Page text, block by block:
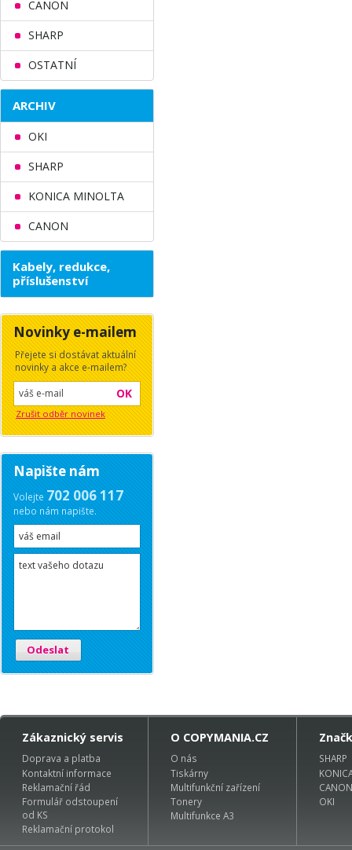
CANON
SHARP
OSTATNÍ
ARCHIV
OKI
SHARP
KONICA MINOLTA
CANON
Kabely, redukce,
příslušenství
Novinky e-mailem
Přejete si dostávat aktuální
novinky a akce e-mailem?
OK
Zrušit odběr novinek
Napište nám
Volejte702 006 117
nebo nám napište.
Odeslat
Zákaznický servis
Doprava a platba
Kontaktní informace
Reklamační řád
Formulář odstoupení
od KS
Reklamační protokol
O COPYMANIA.CZ
O nás
Tiskárny
Multifunkční zařízení
Tonery
Multifunkce A3
SHARP
CANON
OKI